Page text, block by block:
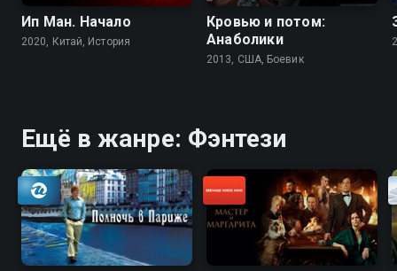
Ип Ман. Начало
2020, Китай, История
Кровью и потом:
Анаболики
2013, США, Боевик
Ещё в жанре: Фэнтези